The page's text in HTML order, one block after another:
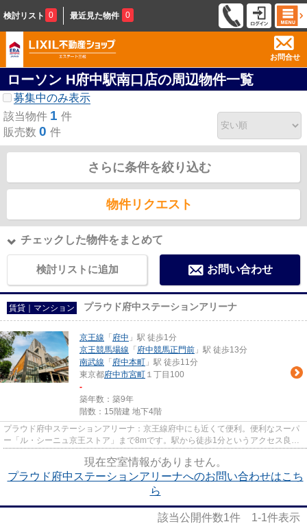
検討リスト 0 最近見た物件 0
お問合せ
ローソン H府中駅南口店の周辺物件一覧
募集中のみ表示
該当物件 1 件
販売数 0 件
さらに条件を絞り込む
物件リクエスト
チェックした物件をまとめて
検討リストに追加 お問い合わせ
賃貸｜マンション プラウド府中ステーションアリーナ
京王線 「 府中 」駅 徒歩1分
京王競馬場線 「 府中競馬正門前 」駅 徒歩13分
南武線 「 府中本町 」駅 徒歩11分
東京都府中市宮町 １丁目100
-
築年数：築9年
階数：15階建 地下4階
プラウド府中ステーションアリーナ：京王線府中にも近くて便利。便利なスーパ
ー「ル・シーニュ京王ストア」まで8mです。駅から徒歩1分というアクセス良好
現在空室情報がありません。
プラウド府中ステーションアリーナへのお問い合わせはこち
ら
該当公開件数1件 1-1件表示